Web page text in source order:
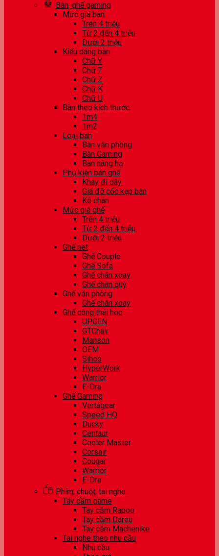
Bàn, ghế gaming
Mức giá bàn
Trên 4 triệu
Từ 2 đến 4 triệu
Dưới 2 triệu
Kiểu dáng bàn
Chữ Y
Chữ T
Chữ Z
Chữ K
Chữ U
Bàn theo kích thước
1m4
1m2
Loại bàn
Bàn văn phòng
Bàn Gaming
Bàn nâng hạ
Phụ kiện bàn ghế
Khay đi dây
Giá đỡ cốc kẹp bàn
Kê chân
Mức giá ghế
Trên 4 triệu
Từ 2 đến 4 triệu
Dưới 2 triệu
Ghế net
Ghế Couple
Ghế Sofa
Ghế chân xoay
Ghế chân quỳ
Ghế văn phòng
Ghế chân xoay
Ghế công thái học
UPGEN
GTChair
Manson
OEM
Sihoo
HyperWork
Warrior
E-Dra
Ghế Gaming
Vertagear
Speed HQ
Ducky
Centaur
Cooler Master
Corsair
Cougar
Warrior
E-Dra
Phím, chuột, tai nghe
Tay cầm game
Tay cầm Rapoo
Tay cầm Dareu
Tay cầm Machenike
Tai nghe theo nhu cầu
Nhu cầu